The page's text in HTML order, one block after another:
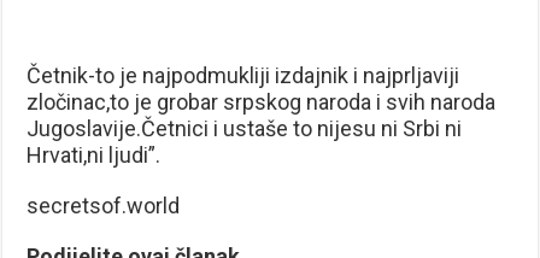
Četnik-to je najpodmukliji izdajnik i najprljaviji
zločinac,to je grobar srpskog naroda i svih naroda
Jugoslavije.Četnici i ustaše to nijesu ni Srbi ni
Hrvati,ni ljudi”.
secretsof.world